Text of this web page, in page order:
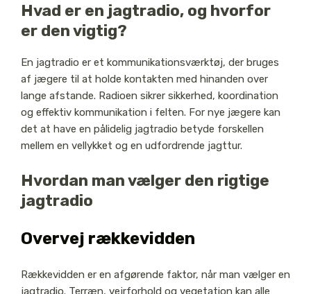
Hvad er en jagtradio, og hvorfor
er den vigtig?
En jagtradio er et kommunikationsværktøj, der bruges
af jægere til at holde kontakten med hinanden over
lange afstande. Radioen sikrer sikkerhed, koordination
og effektiv kommunikation i felten. For nye jægere kan
det at have en pålidelig jagtradio betyde forskellen
mellem en vellykket og en udfordrende jagttur.
Hvordan man vælger den rigtige
jagtradio
Overvej rækkevidden
Rækkevidden er en afgørende faktor, når man vælger en
jagtradio. Terræn, vejrforhold og vegetation kan alle